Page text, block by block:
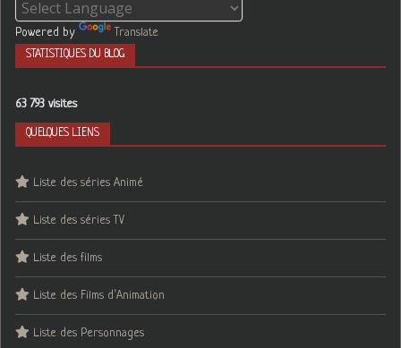
Powered by Translate
STATISTIQUES DU BLOG
63 793 visites
QUELQUES LIENS
Liste des séries Animé
Liste des séries TV
Liste des films
Liste des Films d’Animation
Liste des Personnages